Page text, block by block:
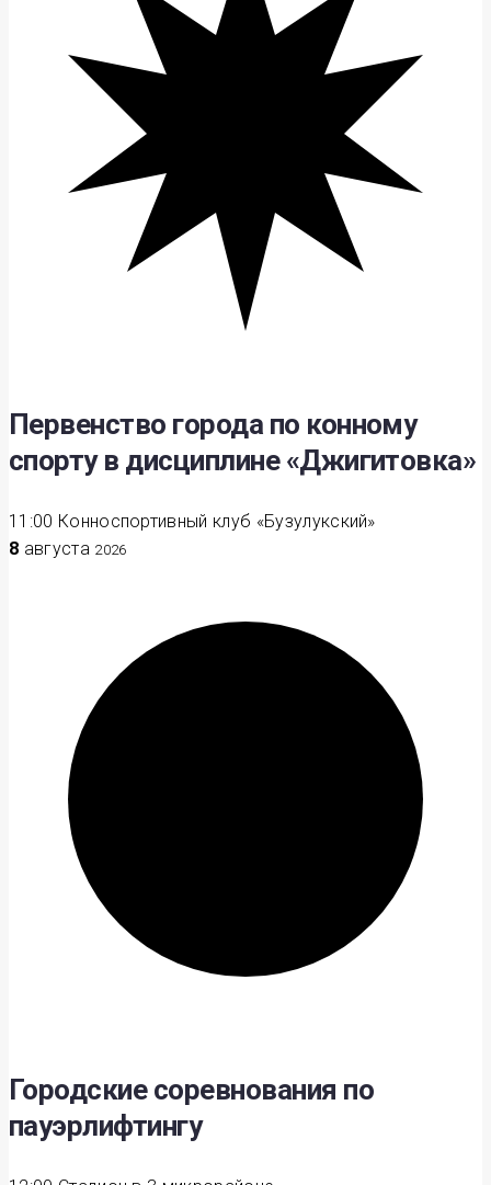
Первенство города по конному
спорту в дисциплине «Джигитовка»
11:00 Конноспортивный клуб «Бузулукский»
8 августа 2026
Городские соревнования по
пауэрлифтингу